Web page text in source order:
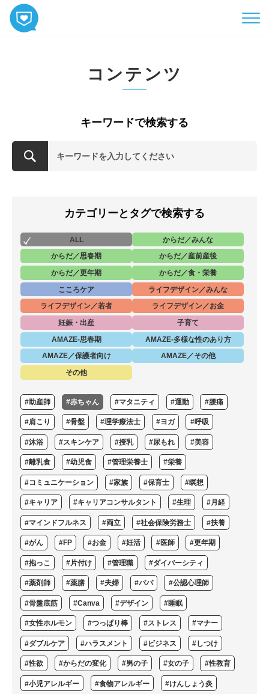
お知らせ
コンテンツ
キーワードで検索する
カテゴリーとタグで検索する
ALL
からだ／みんな
からだ／思春期
からだ／産前産後
からだ／更年期
からだ／食・栄養
こころケア
ライフデザイン／みんな
ライフデザイン／若者
ライフデザイン／お金
妊娠・出産
子育て
AMAZE-思春期
AMAZE-多様な性のあり方
AMAZE／保護者向け
AMAZE／その他
その他
#助産師 #赤ちゃん #マタニティ #運動 #腰痛
#肩こり #骨盤 #理学療法士 #ヨガ #呼吸
#沐浴 #スキンケア #授乳 #尿もれ #美容
#離乳食 #幼児食 #管理栄養士 #栄養
#コミュニケーション #家族 #保育士 #瞑想
#キャリア #キャリアコンサルタント #生理 #月経
#マインドフルネス #両立 #社会保険労務士 #扶養
#がん #FP #お金 #妊活 #医師 #更年期
#抱っこ #片付け #管理職 #ダイバーシティ
#薬剤師 #薬膳 #夫婦 #パパ #公認心理師
#骨盤底筋 #Canva #デザイン #睡眠
#女性ホルモン #つっぱり棒 #ストレス #マナー
#ダブルケア #ハラスメント #ビジネス #しつけ
#性欲 #からだの変化 #男の子 #女の子 #性教育
#小児アレルギー #食物アレルギー #けんしょう炎